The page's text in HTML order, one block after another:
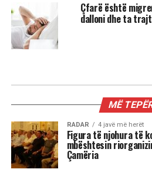
Çfarë është
dalloni dhe ta
MË
RADAR 4 javë më herët
Figura të njohura të
mbështesin
Çamëria